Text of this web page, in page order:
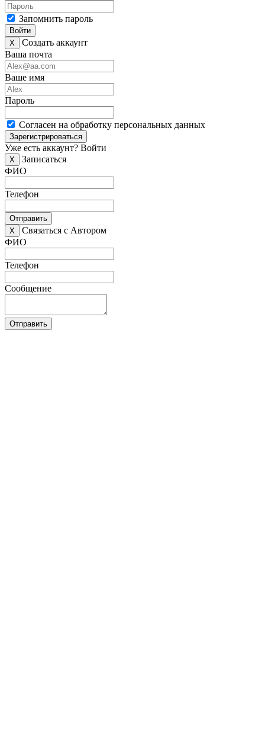
Запомнить пароль
Войти
X
Создать аккаунт
Ваша почта
Ваше имя
Пароль
Согласен на обработку персональных данных
Зарегистрироваться
Уже есть аккаунт? Войти
X
Записаться
ФИО
Телефон
Отправить
X
Связаться с Автором
ФИО
Телефон
Сообщение
Отправить